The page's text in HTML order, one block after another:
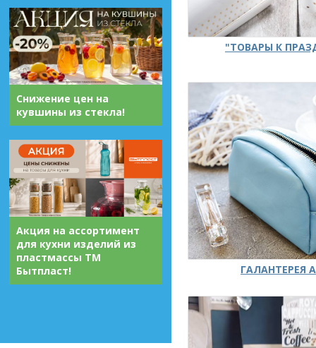
Снижение цен на
кувшины из стекла!
Акция на ассортимент
для кухни изделий из
пластмассы ТМ
Бытпласт!
"ТОВАРЫ К
ГАЛАНТЕРЕЯ